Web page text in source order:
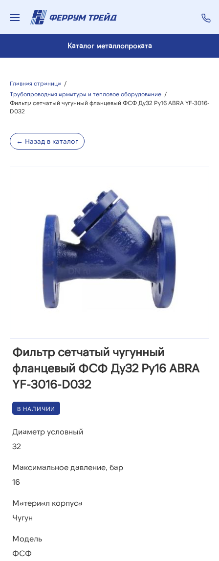
Каталог металлопроката
Главная страница /
Трубопроводная арматура и тепловое оборудование /
Фильтр сетчатый чугунный фланцевый ФСФ Ду32 Ру16 ABRA YF-3016-
D032
← Назад в каталог
Фильтр сетчатый чугунный
фланцевый ФСФ Ду32 Ру16 ABRA
YF-3016-D032
В НАЛИЧИИ
Диаметр условный
32
Максимальное давление, бар
16
Материал корпуса
Чугун
Модель
ФСФ